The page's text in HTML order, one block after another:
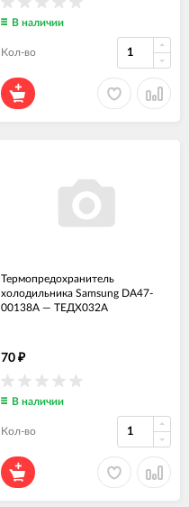
В наличии
Кол-во
Термопредохранитель
холодильника Samsung DA47-
00138A — ТЕДХ032А
70 ₽
В наличии
Кол-во